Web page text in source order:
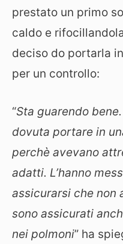
prestato un primo
caldo e
deciso do portarla
per un controllo:
“Sta guarendo
dovuta portare in
perchè avevano
adatti. L’hanno
assicurarsi che non
sono assicurati
nei polmoni” ha